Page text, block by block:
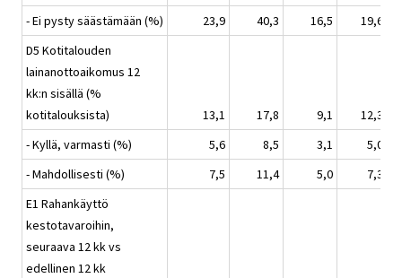
- Ei pysty säästämään (%) 23,9 40,3 16,5
19,6
D5 Kotitalouden
lainanottoaikomus 12
kk:n sisällä (%
kotitalouksista)
13,1 17,8 9,1
12,3
- Kyllä, varmasti (%)
5,6 8,5 3,1
5,0
- Mahdollisesti (%)
7,5 11,4 5,0
7,3
E1 Rahankäyttö
kestotavaroihin,
seuraava 12 kk vs
edellinen 12 kk